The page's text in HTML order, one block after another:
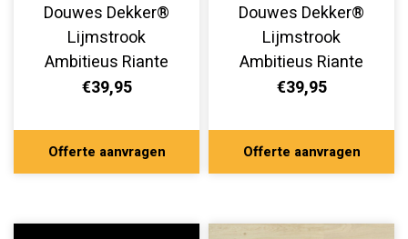
Douwes Dekker®
Lijmstrook
Ambitieus Riante
Plank Ultra Mat
€39,95
Offerte aanvragen
Douwes Dekker®
Lijmstrook
Ambitieus Riante
Plank Ultra Mat
€39,95
Offerte aanvragen